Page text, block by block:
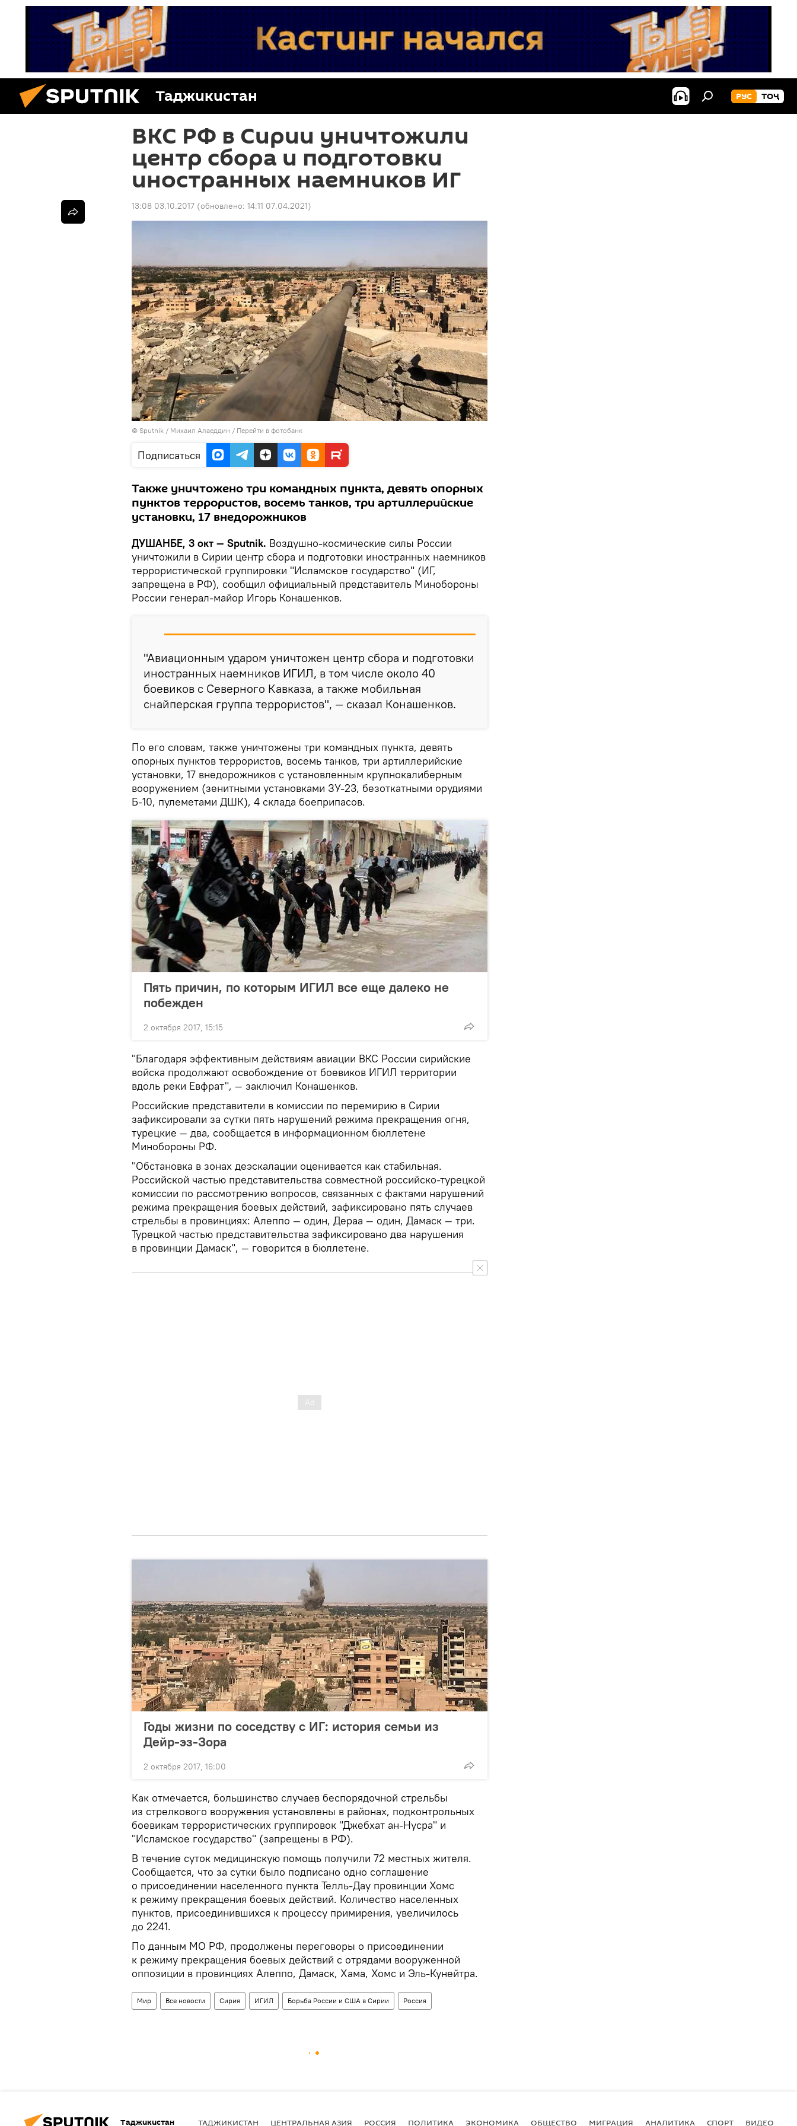
Таджикистан РУС ТОҶ
ВКС РФ в Сирии уничтожили
центр сбора и подготовки
иностранных наемников ИГ
13:08 03.10.2017 (обновлено: 14:11 07.04.2021)
© Sputnik / Михаил Алаеддин / Перейти в фотобанк
Подписаться
Также уничтожено три командных пункта, девять опорных
пунктов террористов, восемь танков, три артиллерийские
установки, 17 внедорожников
ДУШАНБЕ, 3 окт — Sputnik. Воздушно-космические силы России
уничтожили в Сирии центр сбора и подготовки иностранных наемников
террористической группировки "Исламское государство" (ИГ,
запрещена в РФ), сообщил официальный представитель Минобороны
России генерал-майор Игорь Конашенков.
"Авиационным ударом уничтожен центр сбора и подготовки
иностранных наемников ИГИЛ, в том числе около 40
боевиков с Северного Кавказа, а также мобильная
снайперская группа террористов", — сказал Конашенков.
По его словам, также уничтожены три командных пункта, девять
опорных пунктов террористов, восемь танков, три артиллерийские
установки, 17 внедорожников с установленным крупнокалиберным
вооружением (зенитными установками ЗУ-23, безоткатными орудиями
Б-10, пулеметами ДШК), 4 склада боеприпасов.
Пять причин, по которым ИГИЛ все еще далеко не
побежден
2 октября 2017, 15:15
"Благодаря эффективным действиям авиации ВКС России сирийские
войска продолжают освобождение от боевиков ИГИЛ территории
вдоль реки Евфрат", — заключил Конашенков.
Российские представители в комиссии по перемирию в Сирии
зафиксировали за сутки пять нарушений режима прекращения огня,
турецкие — два, сообщается в информационном бюллетене
Минобороны РФ.
"Обстановка в зонах деэскалации оценивается как стабильная.
Российской частью представительства совместной российско-турецкой
комиссии по рассмотрению вопросов, связанных с фактами нарушений
режима прекращения боевых действий, зафиксировано пять случаев
стрельбы в провинциях: Алеппо — один, Дераа — один, Дамаск — три.
Турецкой частью представительства зафиксировано два нарушения
в провинции Дамаск", — говорится в бюллетене.
Годы жизни по соседству с ИГ: история семьи из
Дейр-эз-Зора
2 октября 2017, 16:00
Как отмечается, большинство случаев беспорядочной стрельбы
из стрелкового вооружения установлены в районах, подконтрольных
боевикам террористических группировок "Джебхат ан-Нусра" и
"Исламское государство" (запрещены в РФ).
В течение суток медицинскую помощь получили 72 местных жителя.
Сообщается, что за сутки было подписано одно соглашение
о присоединении населенного пункта Телль-Дау провинции Хомс
к режиму прекращения боевых действий. Количество населенных
пунктов, присоединившихся к процессу примирения, увеличилось
до 2241.
По данным МО РФ, продолжены переговоры о присоединении
к режиму прекращения боевых действий с отрядами вооруженной
оппозиции в провинциях Алеппо, Дамаск, Хама, Хомс и Эль-Кунейтра.
Мир Все новости Сирия ИГИЛ Борьба России и США в Сирии Россия
Таджикистан ТАДЖИКИСТАН ЦЕНТРАЛЬНАЯ АЗИЯ РОССИЯ ПОЛИТИКА ЭКОНОМИКА ОБЩЕСТВО МИГРАЦИЯ АНАЛИТИКА СПОРТ ВИДЕО